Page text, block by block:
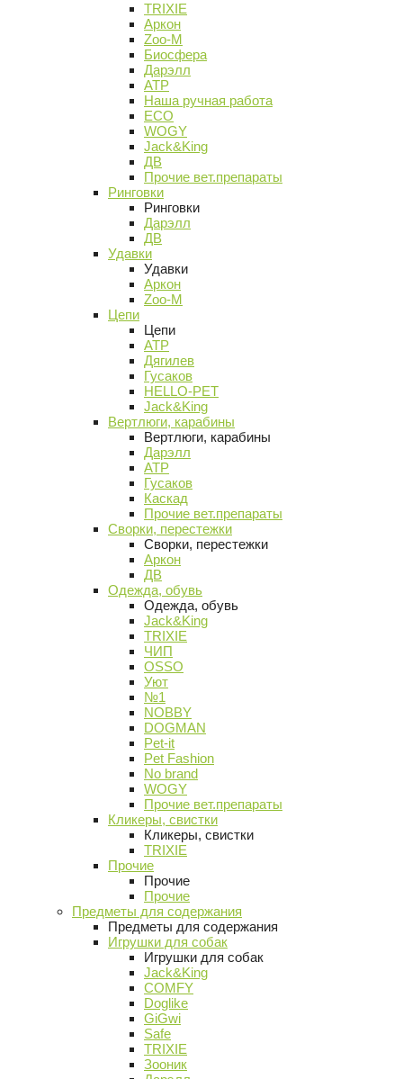
TRIXIE
Аркон
Zoo-M
Биосфера
Дарэлл
АТР
Наша ручная работа
ECO
WOGY
Jack&King
ДВ
Прочие вет.препараты
Ринговки
Ринговки
Дарэлл
ДВ
Удавки
Удавки
Аркон
Zoo-M
Цепи
Цепи
АТР
Дягилев
Гусаков
HELLO-PET
Jack&King
Вертлюги, карабины
Вертлюги, карабины
Дарэлл
АТР
Гусаков
Каскад
Прочие вет.препараты
Сворки, перестежки
Сворки, перестежки
Аркон
ДВ
Одежда, обувь
Одежда, обувь
Jack&King
TRIXIE
ЧИП
OSSO
Уют
№1
NOBBY
DOGMAN
Pet-it
Pet Fashion
No brand
WOGY
Прочие вет.препараты
Кликеры, свистки
Кликеры, свистки
TRIXIE
Прочие
Прочие
Прочие
Предметы для содержания
Предметы для содержания
Игрушки для собак
Игрушки для собак
Jack&King
COMFY
Doglike
GiGwi
Safe
TRIXIE
Зооник